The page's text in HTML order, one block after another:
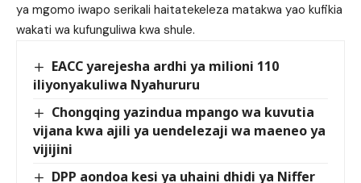
ya mgomo iwapo serikali haitatekeleza matakwa yao kufikia
wakati wa kufunguliwa kwa shule.
EACC yarejesha ardhi ya milioni 110
iliyonyakuliwa Nyahururu
Chongqing yazindua mpango wa kuvutia
vijana kwa ajili ya uendelezaji wa maeneo ya
vijijini
DPP aondoa kesi ya uhaini dhidi ya Niffer